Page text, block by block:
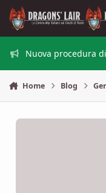
Vai al contenuto
Nuova procedura
Home Blog